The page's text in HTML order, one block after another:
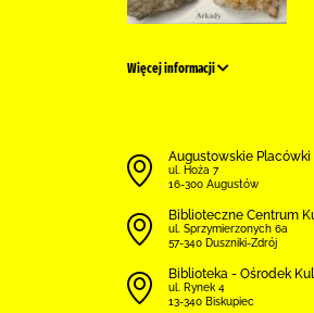
Więcej informacji
Augustowskie
ul. Hoża 7
16-300 Augustów
Biblioteczne Centrum
ul. Sprzymierzonych 6a
57-340 Duszniki-Zdrój
Biblioteka - Ośrodek
ul. Rynek 4
13-340 Biskupiec